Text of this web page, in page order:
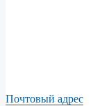
Почтовый адрес